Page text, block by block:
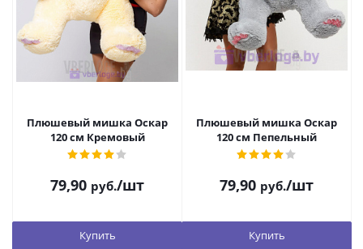
Плюшевый мишка Оскар
120 см Кремовый
79,90 руб./шт
Купить
Плюшевый мишка Оскар
120 см Пепельный
79,90 руб./шт
Купить